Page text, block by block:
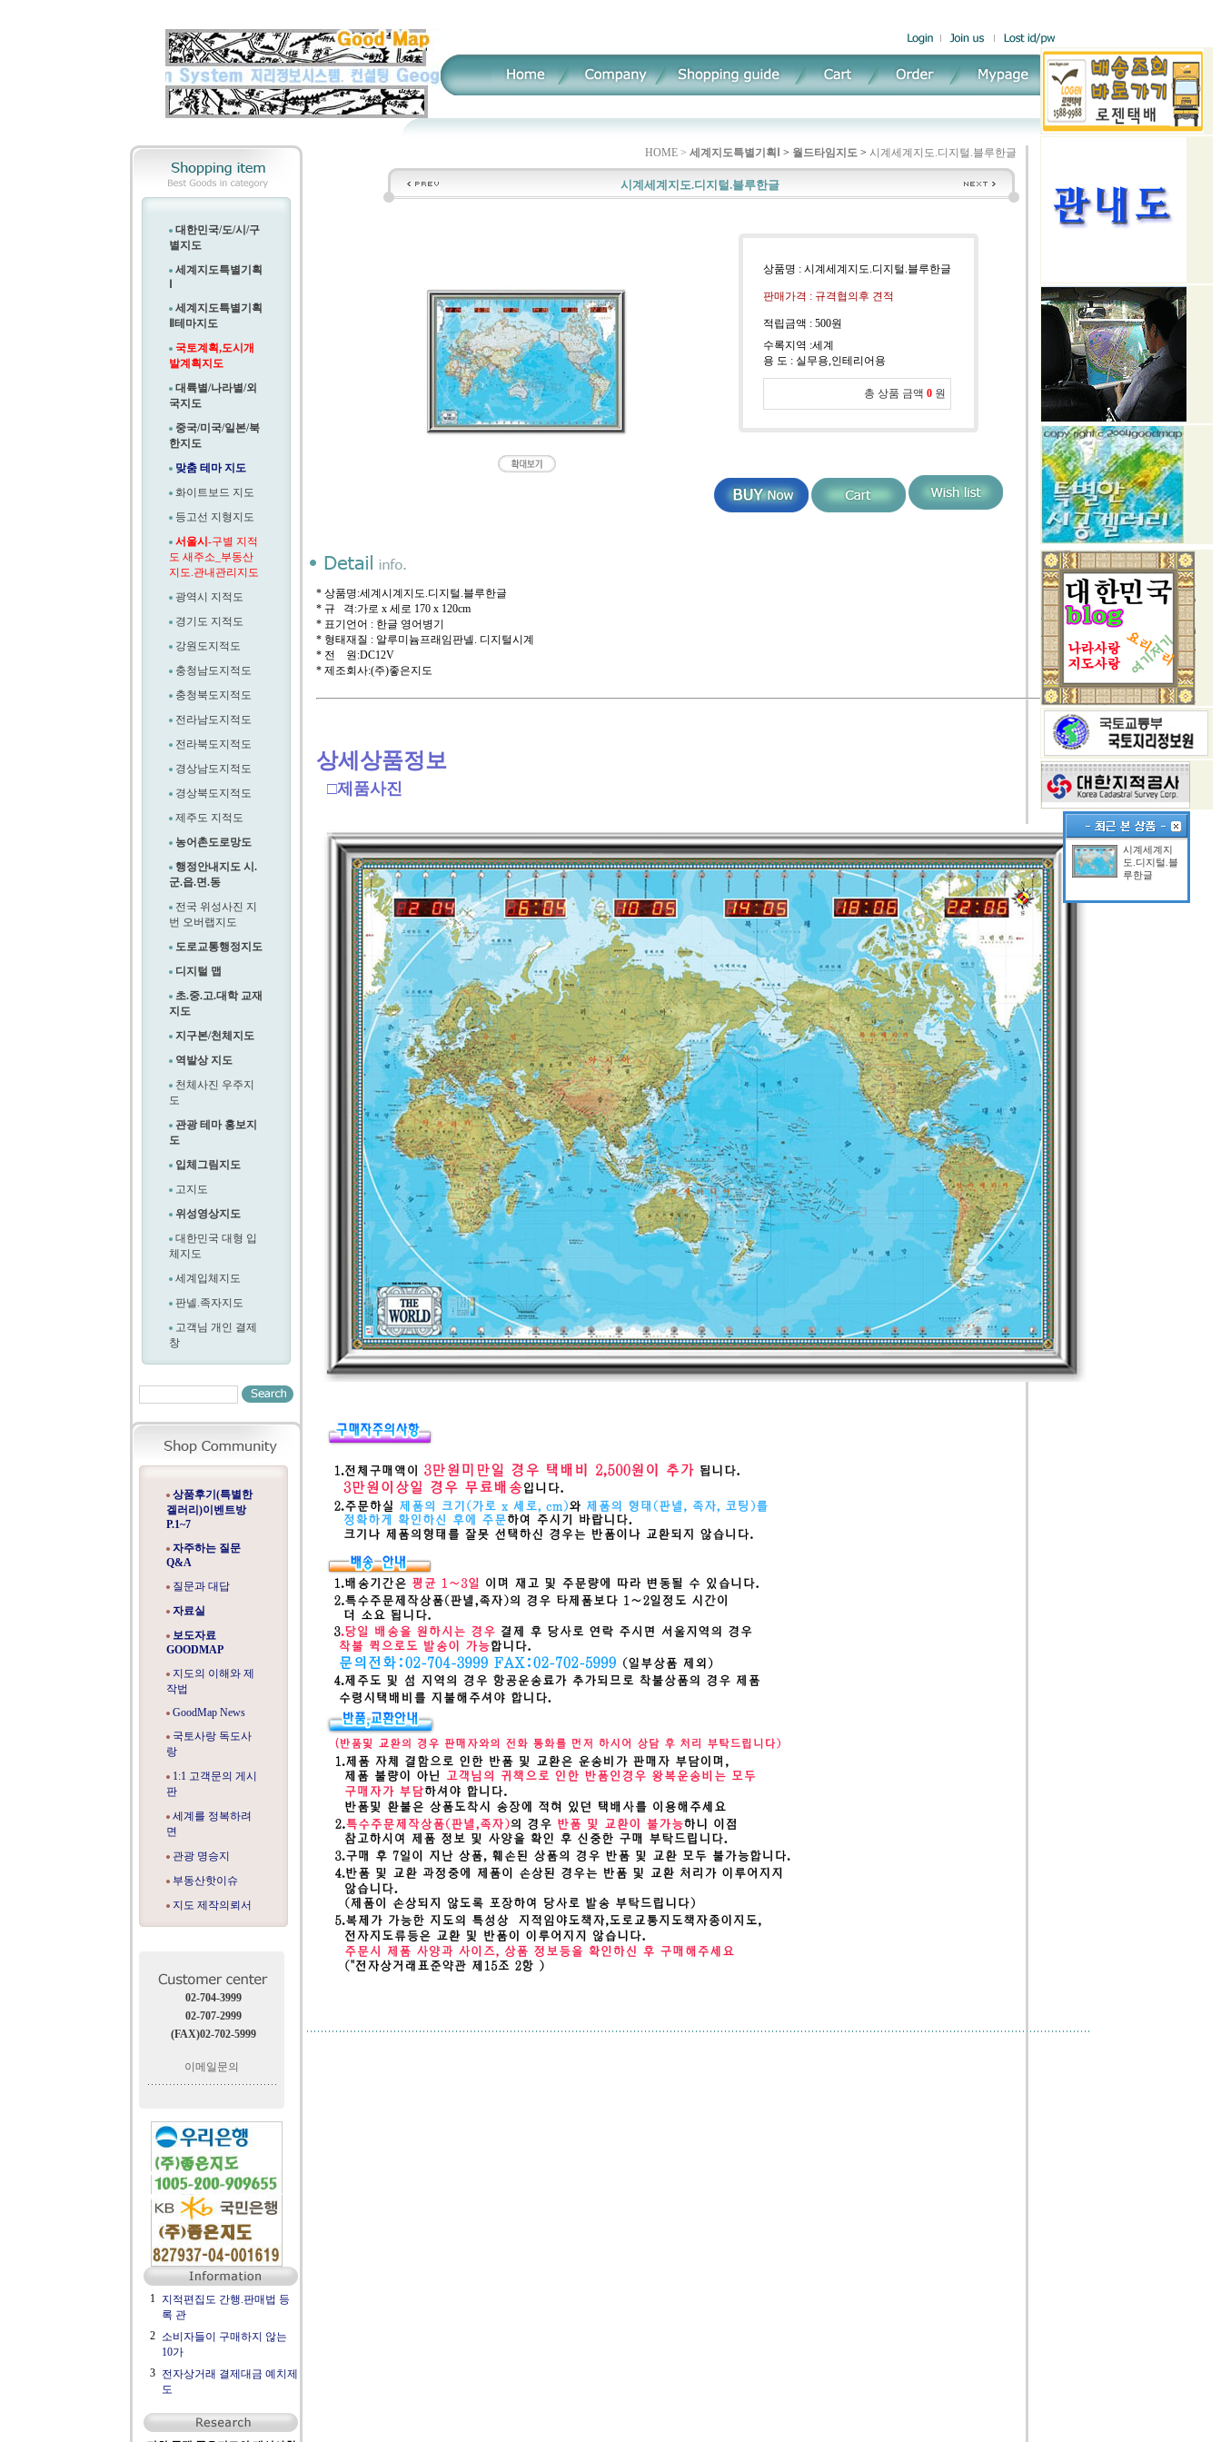
대한민국/도/시/구
별지도
세계지도특별기획
세계지도특별기획
테마지도
국토계획,도시개
발계획지도
대륙별/나라별/외
국지도
중국/미국/일본/북
한지도
맞춤 테마 지도
화이트보드 지도
등고선 지형지도
서울시 -구별 지적
도 새주소_부동산
지도.관내관리지도
광역시 지적도
경기도 지적도
강원도지적도
충청남도지적도
충청북도지적도
전라남도지적도
전라북도지적도
경상남도지적도
경상북도지적도
제주도 지적도
농어촌도로망도
행정안내지도 시.
군.읍.면.동
전국 위성사진 지
번 오버랩지도
도로교통행정지도
디지털 맵
초.중.고.대학 교재
지도
지구본/천체지도
역발상 지도
천체사진 우주지
도
관광 테마 홍보지
도
입체그림지도
고지도
위성영상지도
대한민국 대형 입
체지도
세계입체지도
판넬.족자지도
고객님 개인 결제
창
상품후기(특별한
겔러리)이벤트방
P.1~7
자주하는 질문
Q&A
질문과 대답
자료실
보도자료
GOODMAP
지도의 이해와 제
작법
GoodMap News
국토사랑 독도사
랑
1:1 고객문의 게시
판
세계를 정복하려
면
관광 명승지
부동산핫이슈
지도 제작의뢰서
02-704-3999
02-707-2999
(FAX)02-702-5999
이메일문의
1 지적편집도 간행.판매법 등
록 관
2 소비자들이 구매하지 않는
10가
3 전자상거래 결제대금 예치제
도
HOME > 세계지도특별기획Ⅰ > 월드타임지도 > 시계세계지도.디지털.블루한글
시계세계지도.디지털.블루한글
상품명 : 시계세계지도.디지털.블루한글
판매가격 : 규격협의후 견적
적립금액 : 500원
수록지역 :세계
용 도 : 실무용,인테리어용
총 상품 금액 0 원
* 상품명:세계시계지도.디지털.블루한글
* 규 격:가로 x 세로 170 x 120cm
* 표기언어 : 한글 영어병기
* 형태재질 : 알루미늄프래임판넬. 디지털시계
* 전 원:DC12V
* 제조회사:(주)좋은지도
상세상품정보
□제품사진
시계세계지
도.디지털.블
루한글